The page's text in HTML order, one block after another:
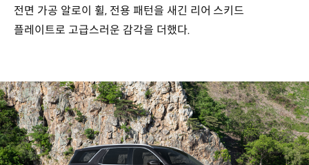
전면 가공 알로이 휠, 전용 패턴을 새긴 리어 스키드
플레이트로 고급스러운 감각을 더했다.